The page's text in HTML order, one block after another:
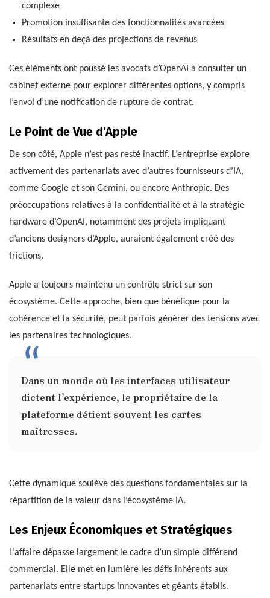
complexe
Promotion insuffisante des fonctionnalités avancées
Résultats en deçà des projections de revenus
Ces éléments ont poussé les avocats d’OpenAI à consulter un
cabinet externe pour explorer différentes options, y compris
l’envoi d’une notification de rupture de contrat.
Le Point de Vue d’Apple
De son côté, Apple n’est pas resté inactif. L’entreprise explore
activement des partenariats avec d’autres fournisseurs d’IA,
comme Google et son Gemini, ou encore Anthropic. Des
préoccupations relatives à la confidentialité et à la stratégie
hardware d’OpenAI, notamment des projets impliquant
d’anciens designers d’Apple, auraient également créé des
frictions.
Apple a toujours maintenu un contrôle strict sur son
écosystème. Cette approche, bien que bénéfique pour la
cohérence et la sécurité, peut parfois générer des tensions avec
les partenaires technologiques.
Dans un monde où les interfaces utilisateur
dictent l’expérience, le propriétaire de la
plateforme détient souvent les cartes
maîtresses.
Cette dynamique soulève des questions fondamentales sur la
répartition de la valeur dans l’écosystème IA.
Les Enjeux Économiques et Stratégiques
L’affaire dépasse largement le cadre d’un simple différend
commercial. Elle met en lumière les défis inhérents aux
partenariats entre startups innovantes et géants établis.